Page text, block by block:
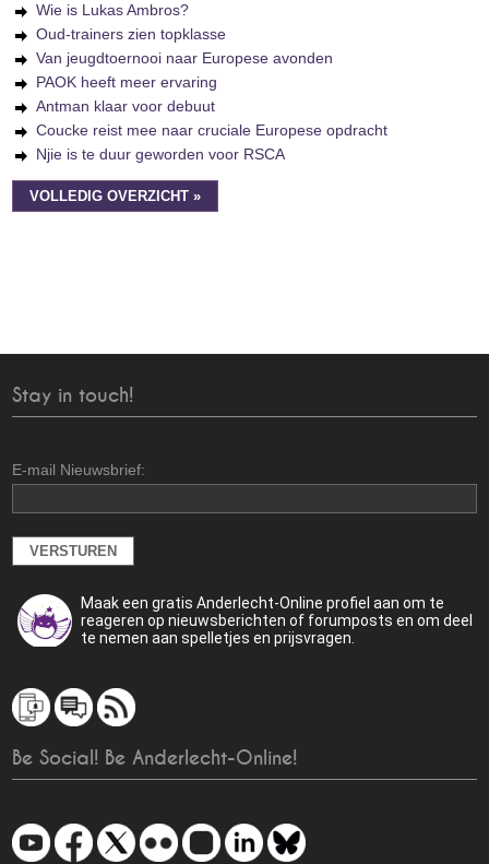
Wie is Lukas Ambros?
Oud-trainers zien topklasse
Van jeugdtoernooi naar Europese avonden
PAOK heeft meer ervaring
Antman klaar voor debuut
Coucke reist mee naar cruciale Europese opdracht
Njie is te duur geworden voor RSCA
VOLLEDIG OVERZICHT »
Stay in touch!
E-mail Nieuwsbrief:
Maak een gratis Anderlecht-Online profiel aan om te
reageren op nieuwsberichten of forumposts en om deel
te nemen aan spelletjes en prijsvragen.
Be Social! Be Anderlecht-Online!